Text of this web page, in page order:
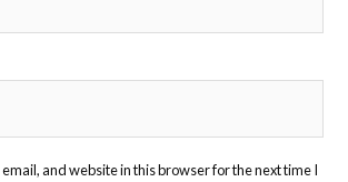
email, and website in this browser for the next time I